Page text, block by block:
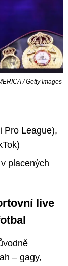
/ Getty Images
Pro League),
placených
live
– gagy,